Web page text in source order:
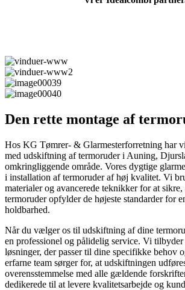
Den rette montage af
Hos KG Tømrer- & Glarmesterforretning har
med udskiftning af termoruder i Auning,
omkringliggende område. Vores dygtige
i installation af termoruder af høj kvalitet. Vi
materialer og avancerede teknikker for at
termoruder opfylder de højeste standarder for
holdbarhed.
Når du vælger os til udskiftning af dine
en professionel og pålidelig service. Vi
løsninger, der passer til dine specifikke behov
erfarne team sørger for, at udskiftningen
overensstemmelse med alle gældende
dedikerede til at levere kvalitetsarbejde og